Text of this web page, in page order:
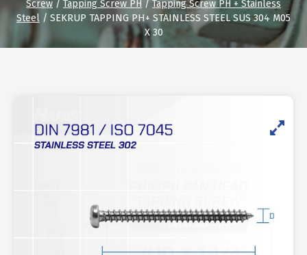
Screw / Tapping Screw PH / Tapping Screw PH + Stainless
Steel / SEKRUP TAPPING PH+ STAINLESS STEEL SUS 304 M05
X 30